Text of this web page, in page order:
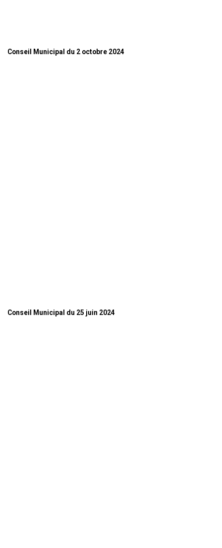
Conseil Municipal du 2 octobre 2024
Conseil Municipal du 25 juin 2024